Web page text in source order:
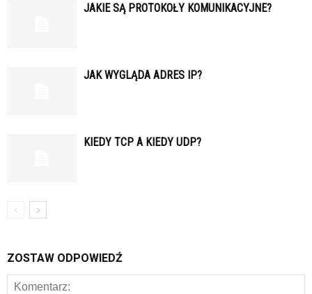
JAKIE SĄ PROTOKOŁY KOMUNIKACYJNE?
JAK WYGLĄDA ADRES IP?
KIEDY TCP A KIEDY UDP?
ZOSTAW ODPOWIEDŹ